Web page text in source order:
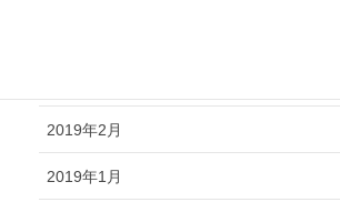
2019年2月
2019年1月